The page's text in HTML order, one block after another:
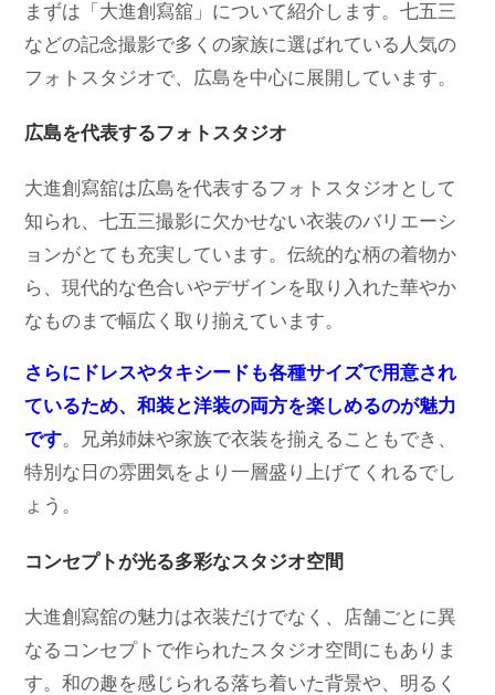
まずは「大進創寫舘」について紹介します。七五三
などの記念撮影で多くの家族に選ばれている人気の
フォトスタジオで、広島を中心に展開しています。
広島を代表するフォトスタジオ
大進創寫舘は広島を代表するフォトスタジオとして
知られ、七五三撮影に欠かせない衣装のバリエーシ
ョンがとても充実しています。伝統的な柄の着物か
ら、現代的な色合いやデザインを取り入れた華やか
なものまで幅広く取り揃えています。
さらにドレスやタキシードも各種サイズで用意され
ているため、和装と洋装の両方を楽しめるのが魅力
です。兄弟姉妹や家族で衣装を揃えることもでき、
特別な日の雰囲気をより一層盛り上げてくれるでし
ょう。
コンセプトが光る多彩なスタジオ空間
大進創寫舘の魅力は衣装だけでなく、店舗ごとに異
なるコンセプトで作られたスタジオ空間にもありま
す。和の趣を感じられる落ち着いた背景や、明るく